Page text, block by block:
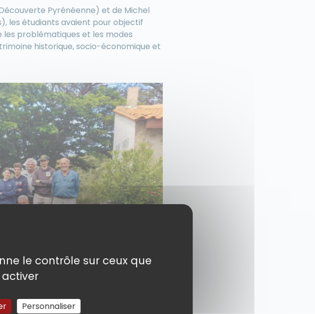
Pyrénéenne) et de Michel
les étudiants avaient pour objectif
les problématiques et les modes
historique, socio-économique et
le contrôle sur ceux que
Personnaliser